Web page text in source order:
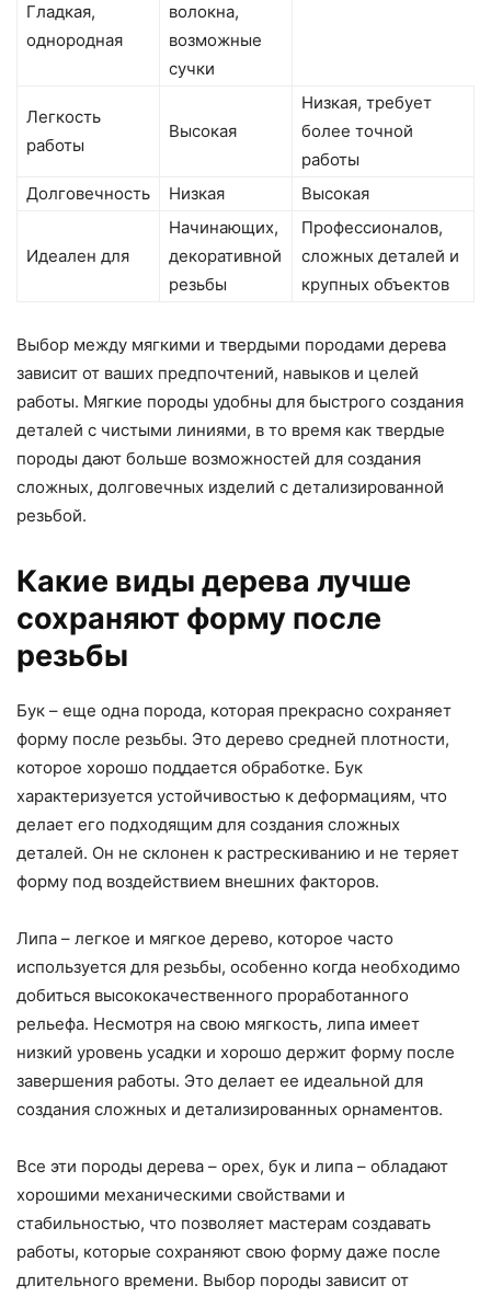
Гладкая,
однородная
волокна,
возможные
сучки
Легкость
работы
Высокая
Низкая, требует
более точной
работы
Долговечность
Низкая Высокая
Идеален для
Начинающих,
декоративной
резьбы
Профессионалов,
сложных деталей и
крупных объектов
Выбор между мягкими и твердыми породами дерева
зависит от ваших предпочтений, навыков и целей
работы. Мягкие породы удобны для быстрого создания
деталей с чистыми линиями, в то время как твердые
породы дают больше возможностей для создания
сложных, долговечных изделий с детализированной
резьбой.
Какие виды дерева лучше
сохраняют форму после
резьбы
Бук – еще одна порода, которая прекрасно сохраняет
форму после резьбы. Это дерево средней плотности,
которое хорошо поддается обработке. Бук
характеризуется устойчивостью к деформациям, что
делает его подходящим для создания сложных
деталей. Он не склонен к растрескиванию и не теряет
форму под воздействием внешних факторов.
Липа – легкое и мягкое дерево, которое часто
используется для резьбы, особенно когда необходимо
добиться высококачественного проработанного
рельефа. Несмотря на свою мягкость, липа имеет
низкий уровень усадки и хорошо держит форму после
завершения работы. Это делает ее идеальной для
создания сложных и детализированных орнаментов.
Все эти породы дерева – орех, бук и липа – обладают
хорошими механическими свойствами и
стабильностью, что позволяет мастерам создавать
работы, которые сохраняют свою форму даже после
длительного времени. Выбор породы зависит от